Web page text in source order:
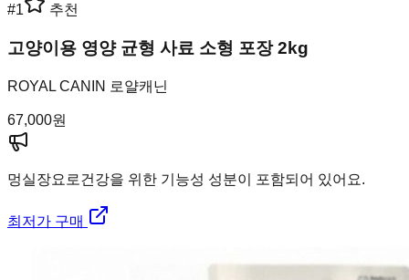
#1 추천
고양이용 영양 균형 사료 소형 포장 2kg
ROYAL CANIN 로얄캐닌
67,000원
멍실장요로건강을 위한 기능성 성분이 포함되어 있어요.
최저가 구매